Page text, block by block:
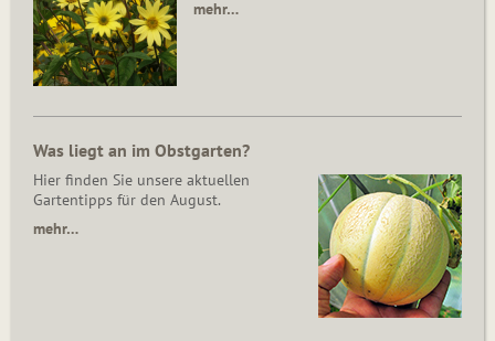
mehr…
Was liegt an im Obstgarten?
Hier finden Sie unsere aktuellen
Gartentipps für den August.
mehr…